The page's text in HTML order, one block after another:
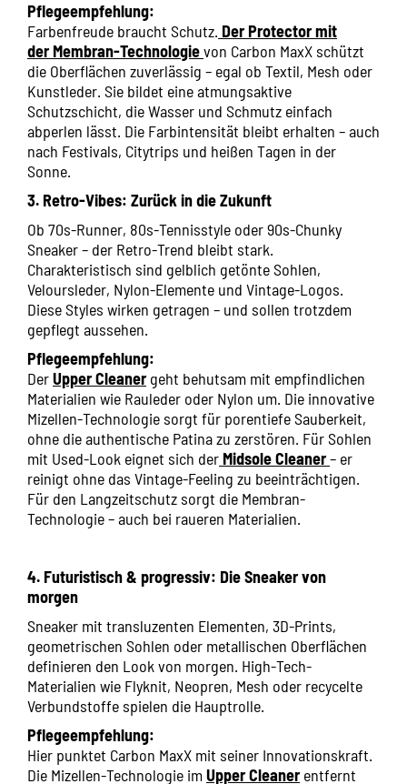
Pflegeempfehlung:
Farbenfreude braucht Schutz. Der Protector mit
der Membran-Technologievon Carbon MaxX schützt
die Oberflächen zuverlässig – egal ob Textil, Mesh oder
Kunstleder. Sie bildet eine atmungsaktive
Schutzschicht, die Wasser und Schmutz einfach
abperlen lässt. Die Farbintensität bleibt erhalten – auch
nach Festivals, Citytrips und heißen Tagen in der
Sonne.
3. Retro-Vibes: Zurück in die Zukunft
Ob 70s-Runner, 80s-Tennisstyle oder 90s-Chunky
Sneaker – der Retro-Trend bleibt stark.
Charakteristisch sind gelblich getönte Sohlen,
Veloursleder, Nylon-Elemente und Vintage-Logos.
Diese Styles wirken getragen – und sollen trotzdem
gepflegt aussehen.
Pflegeempfehlung:
DerUpper Cleanergeht behutsam mit empfindlichen
Materialien wie Rauleder oder Nylon um. Die innovative
Mizellen-Technologie sorgt für porentiefe Sauberkeit,
ohne die authentische Patina zu zerstören. Für Sohlen
mit Used-Look eignet sich der Midsole Cleaner– er
reinigt ohne das Vintage-Feeling zu beeinträchtigen.
Für den Langzeitschutz sorgt die Membran-
Technologie – auch bei raueren Materialien.
4. Futuristisch & progressiv: Die Sneaker von
morgen
Sneaker mit transluzenten Elementen, 3D-Prints,
geometrischen Sohlen oder metallischen Oberflächen
definieren den Look von morgen. High-Tech-
Materialien wie Flyknit, Neopren, Mesh oder recycelte
Verbundstoffe spielen die Hauptrolle.
Pflegeempfehlung:
Hier punktet Carbon MaxX mit seiner Innovationskraft.
Die Mizellen-Technologie imUpper Cleanerentfernt